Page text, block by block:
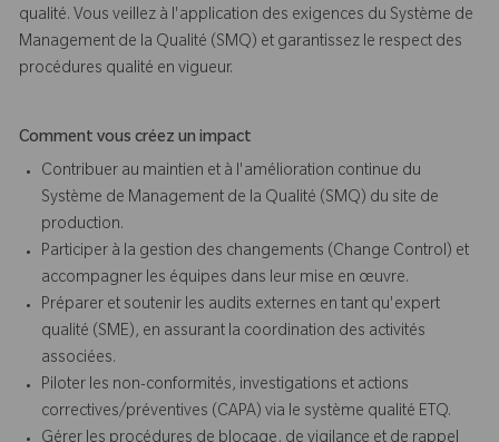
qualité. Vous veillez à l'application des exigences du Système de
Management de la Qualité (SMQ) et garantissez le respect des
procédures qualité en vigueur.
Comment vous créez un impact
Contribuer au maintien et à l'amélioration continue du
Système de Management de la Qualité (SMQ) du site de
production.
Participer à la gestion des changements (Change Control) et
accompagner les équipes dans leur mise en œuvre.
Préparer et soutenir les audits externes en tant qu'expert
qualité (SME), en assurant la coordination des activités
associées.
Piloter les non-conformités, investigations et actions
correctives/préventives (CAPA) via le système qualité ETQ.